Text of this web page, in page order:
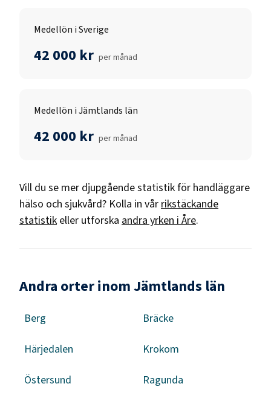
Medellön i Sverige
42 000 kr per månad
Medellön i Jämtlands län
42 000 kr per månad
Vill du se mer djupgående statistik för handläggare
hälso och sjukvård? Kolla in vår rikstäckande
statistik eller utforska andra yrken i Åre.
Andra orter inom Jämtlands län
Berg Bräcke
Härjedalen Krokom
Östersund Ragunda